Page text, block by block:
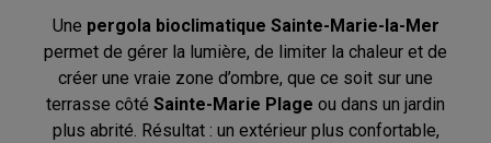
Une pergola bioclimatique Sainte-Marie-la-Mer
permet de gérer la lumière, de limiter la chaleur et de
créer une vraie zone d’ombre, que ce soit sur une
terrasse côté Sainte-Marie Plage ou dans un jardin
plus abrité. Résultat : un extérieur plus confortable,